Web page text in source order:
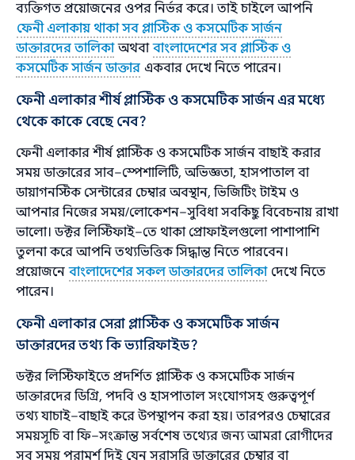
ব্যক্তিগত প্রয়োজনের ওপর নির্ভর করে। তাই চাইলে আপনি
ফেনী এলাকায় থাকা সব প্লাস্টিক ও কসমেটিক সার্জন
ডাক্তারদের তালিকাঅথবাবাংলাদেশের সব প্লাস্টিক ও
কসমেটিক সার্জন ডাক্তার একবার দেখে নিতে পারেন।
ফেনী এলাকার শীর্ষ প্লাস্টিক ও কসমেটিক সার্জন এর মধ্যে
থেকে কাকে বেছে নেব?
ফেনী এলাকার শীর্ষ প্লাস্টিক ও কসমেটিক সার্জন বাছাই করার
সময় ডাক্তারের সাব–স্পেশালিটি, অভিজ্ঞতা, হাসপাতাল বা
ডায়াগনস্টিক সেন্টারের চেম্বার অবস্থান, ভিজিটিং টাইম ও
আপনার নিজের সময়/লোকেশন–সুবিধা সবকিছু বিবেচনায় রাখা
ভালো। ডক্টর লিস্টিফাই–তে থাকা প্রোফাইলগুলো পাশাপাশি
তুলনা করে আপনি তথ্যভিত্তিক সিদ্ধান্ত নিতে পারবেন।
প্রয়োজনেবাংলাদেশের সকল ডাক্তারদের তালিকা দেখে নিতে
পারেন।
ফেনী এলাকার সেরা প্লাস্টিক ও কসমেটিক সার্জন
ডাক্তারদের তথ্য কি ভ্যারিফাইড?
ডক্টর লিস্টিফাইতে প্রদর্শিত প্লাস্টিক ও কসমেটিক সার্জন
ডাক্তারদের ডিগ্রি, পদবি ও হাসপাতাল সংযোগসহ গুরুত্বপূর্ণ
তথ্য যাচাই–বাছাই করে উপস্থাপন করা হয়। তারপরও চেম্বারের
সময়সূচি বা ফি–সংক্রান্ত সর্বশেষ তথ্যের জন্য আমরা রোগীদের
সব সময় পরামর্শ দিই যেন সরাসরি ডাক্তারের চেম্বার বা